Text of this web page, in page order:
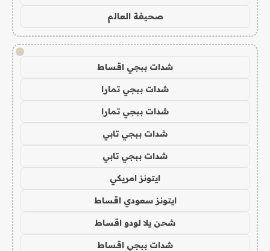
صحيفة العالم
!
شدات ببجي اقساط
شدات ببجي تمارا
شدات ببجي تمارا
شدات ببجي تابي
شدات ببجي تابي
ايتونز امريكي
ايتونز سعودي اقساط
شحن يلا لودو اقساط
شدات ببجي اقساط